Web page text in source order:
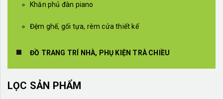
Khăn phủ đàn piano
Đệm ghế, gối tựa, rèm cửa thiết kế
ĐỒ TRANG TRÍ NHÀ, PHỤ KIỆN TRÀ CHIỀU
LỌC SẢN PHẨM